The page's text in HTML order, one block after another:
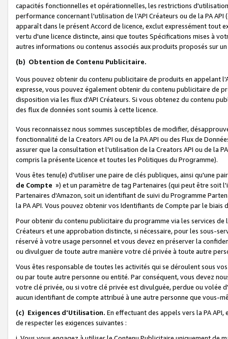
capacités fonctionnelles et opérationnelles, les restrictions
performance concernant l'utilisation de l’API Créateurs ou de la PA
apparaît dans le présent Accord de licence, exclut expressément tout
vertu d'une licence distincte, ainsi que toutes Spécifications mises à
autres informations ou contenus associés aux produits proposés sur
(b) Obtention de Contenu Publicitaire.
Vous pouvez obtenir du contenu publicitaire de produits en appelant
expresse, vous pouvez également obtenir du contenu publicitaire de
disposition via les flux d'API Créateurs. Si vous obtenez du contenu
des flux de données sont soumis à cette licence.
Vous reconnaissez nous sommes susceptibles de modifier,
fonctionnalité de la Creators API ou de la PA API ou des Flux de
assurer que la consultation et l'utilisation de la Creators API ou de la
compris la présente Licence et toutes les Politiques du Programme).
Vous êtes tenu(e) d'utiliser une paire de clés publiques, ainsi qu'une
de Compte ») et un paramètre de tag Partenaires (qui peut être soit
Partenaires d'Amazon, soit un identifiant de suivi du Programme
la PA API. Vous pouvez obtenir vos Identifiants de Compte par le biais
Pour obtenir du contenu publicitaire du programme via les services
Créateurs et une approbation distincte, si nécessaire, pour les sous-
réservé à votre usage personnel et vous devez en préserver la
ou divulguer de toute autre manière votre clé privée à toute autre
Vous êtes responsable de toutes les activités qui se déroulent sous
ou par toute autre personne ou entité. Par conséquent, vous devez
votre clé privée, ou si votre clé privée est divulguée, perdue ou volée
aucun identifiant de compte attribué à une autre personne que vous-
(c) Exigences d'Utilisation. En effectuant des appels vers la PA
de respecter les exigences suivantes :